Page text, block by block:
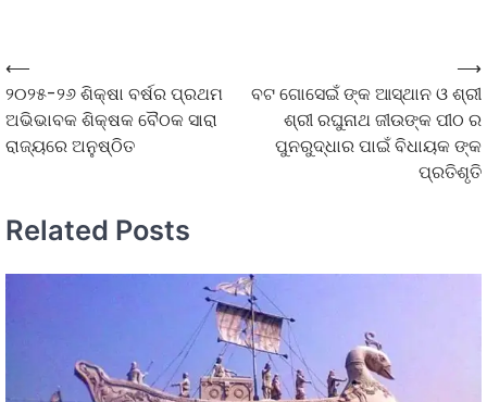
⟵
୨୦୨୫-୨୬ ଶିକ୍ଷା ବର୍ଷର ପ୍ରଥମ
ଅଭିଭାବକ ଶିକ୍ଷକ ବୈଠକ ସାରା
ରାଜ୍ୟରେ ଅନୁଷ୍ଠିତ
ବଟ ଗୋସେଇଁ ଙ୍କ ଆସ୍ଥାନ ଓ ଶ୍ରୀ
ଶ୍ରୀ ରଘୁନାଥ ଜୀଉଙ୍କ ପୀଠ ର
ପୁନରୁଦ୍ଧାର ପାଇଁ ବିଧାୟକ ଙ୍କ
ପ୍ରତିଶୃତି
⟶
Related Posts